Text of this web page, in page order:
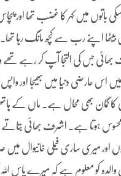
باتوں میں کہر کا غضب تھا اور پچاس
بیٹھا اپنے رب سے کچھ مانگ رہا
بھائی جس کی التجا آپ کر رہے تھے
اس عارضی دنیا میں بھیجا اور
کا گمان بھی محال ہے۔ ماں کے
ہوتا ہے۔ اشرف بھائی بتاتے
اور میری ساری فیملی خانیوال
والدہ کو معلوم ہے کہ میرے پاس